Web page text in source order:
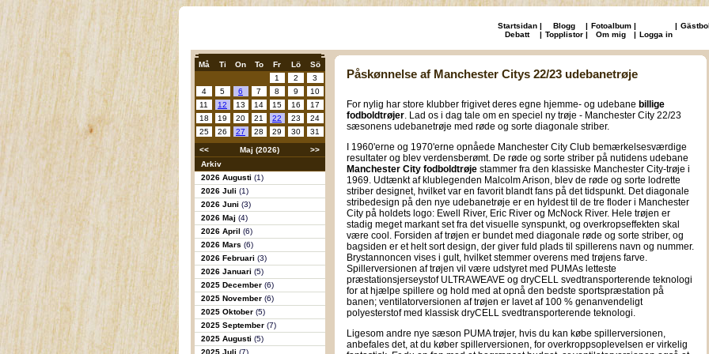
Startsidan | Blogg | Fotoalbum | |
Debatt
| Topplistor | Om mig | Logga in
Må Ti On To Fr Lö
Sö
1
2
3
4
5 6 7 8 9
10
11
12 13 14 15 16
17
18
19 20 21 22 23
24
25
26 27 28 29 30 31
<< Maj (2026)
>>
Arkiv
2026 Augusti (1)
2026 Juli (1)
2026 Juni (3)
2026 Maj (4)
2026 April (6)
2026 Mars (6)
2026 Februari (3)
2026 Januari (5)
2025 December (6)
2025 November (6)
2025 Oktober (5)
2025 September (7)
2025 Augusti (5)
2025 Juli (7)
Påskønnelse af Manchester Citys 22/23 udebanetrøje
For nylig har store klubber frigivet deres egne hjemme- og udebane billige
fodboldtrøjer. Lad os i dag tale om en speciel ny trøje - Manchester City 22/23
sæsonens udebanetrøje med røde og sorte diagonale striber.
I 1960'erne og 1970'erne opnåede Manchester City Club bemærkelsesværdige
resultater og blev verdensberømt. De røde og sorte striber på nutidens udebane
Manchester City fodboldtrøje stammer fra den klassiske Manchester City-trøje i
1969. Udtænkt af klublegenden Malcolm Arison, blev de røde og sorte lodrette
striber designet, hvilket var en favorit blandt fans på det tidspunkt. Det diagonale
stribedesign på den nye udebanetrøje er en hyldest til de tre floder i Manchester
City på holdets logo: Ewell River, Eric River og McNock River. Hele trøjen er
stadig meget markant set fra det visuelle synspunkt, og overkropseffekten skal
være cool. Forsiden af trøjen er bundet med diagonale røde og sorte striber, og
bagsiden er et helt sort design, der giver fuld plads til spillerens navn og nummer.
Brystannoncen vises i gult, hvilket stemmer overens med trøjens farve.
Spillerversionen af trøjen vil være udstyret med PUMAs letteste
præstationsjerseystof ULTRAWEAVE og dryCELL svedtransporterende teknologi
for at hjælpe spillere og hold med at opnå den bedste sportspræstation på
banen; ventilatorversionen af trøjen er lavet af 100 % genanvendeligt
polyesterstof med klassisk dryCELL svedtransporterende teknologi.
Ligesom andre nye sæson PUMA trøjer, hvis du kan købe spillerversionen,
anbefales det, at du køber spillerversionen, for overkroppsoplevelsen er virkelig